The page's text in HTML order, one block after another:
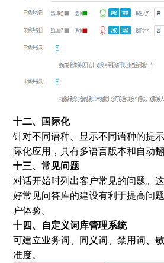
十二、国际化
针对不同语种、显示不同语种的提
际化应用，具有多语言版本和自动翻
十三、常见问题
对话开始时列出客户常见的问题。
好常见问答库的建设有利于提高问
户体验。
十四、自定义词库管理系统
可建立业务词、同义词、禁用词、
准度。